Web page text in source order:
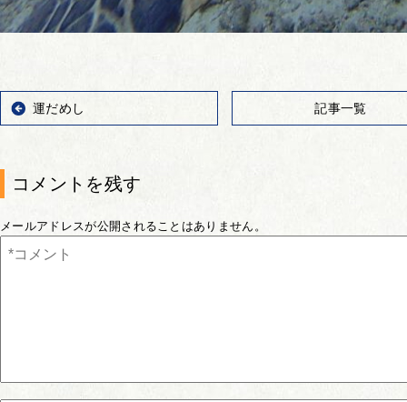
運だめし 記事一覧
コメントを残す
メールアドレスが公開されることはありません。